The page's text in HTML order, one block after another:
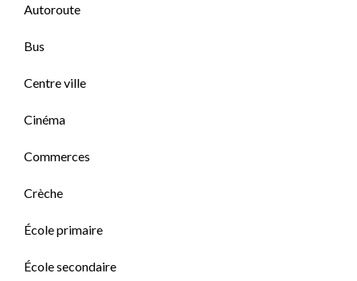
Autoroute
Bus
Centre ville
Cinéma
Commerces
Crèche
École primaire
École secondaire